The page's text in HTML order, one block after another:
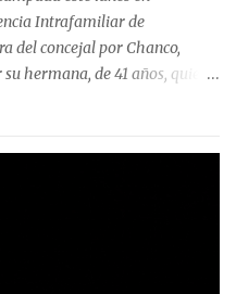
Intrafamiliar de
del concejal por Chanco,
hermana, de 41 años, quien
de las 11:30 horas en el